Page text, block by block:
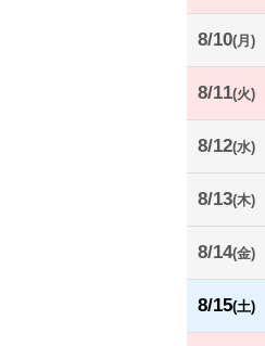
8/10(月)
8/11(火)
8/12(水)
8/13(木)
8/14(金)
8/15(土)